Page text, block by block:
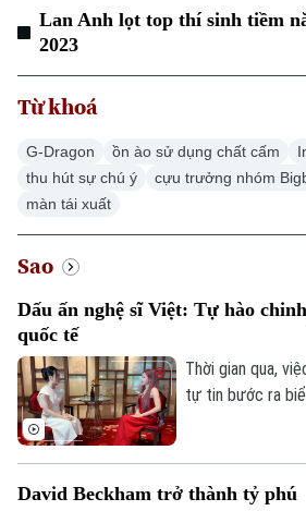
Người Việt 4 phương
Tài chính Ngân hàng
Doanh nghiệp
Tin tức
Căn hộ
Đất đai
Kinh nghiệm
Tàu và Xe
Ô tô
Xe máy
Đánh giá
Giáo dục
Tuyển sinh
Hướng nghiệp
Văn hóa
Tin tức
Di tích
Sức khỏe
Y tế
Dinh dưỡng
Tư vấn sức khỏe
Thể thao
Bóng đá
Quần vợt
Golf
Giải trí
Tin tức
Sao
Điện ảnh
Đã phát sóng
Lan Anh lọt top thí sinh tiềm
2023
Từ khoá
G-Dragon ồn ào sử dụng chất cấm
thu hút sự chú ý
cựu trưởng nhóm
màn tái xuất
Sao
Dấu ấn nghệ sĩ Việt: Tự hào
quốc tế
Thời gian qua,
tự tin bước ra
Trang Pháp là
David Beckham trở thành tỷ phú